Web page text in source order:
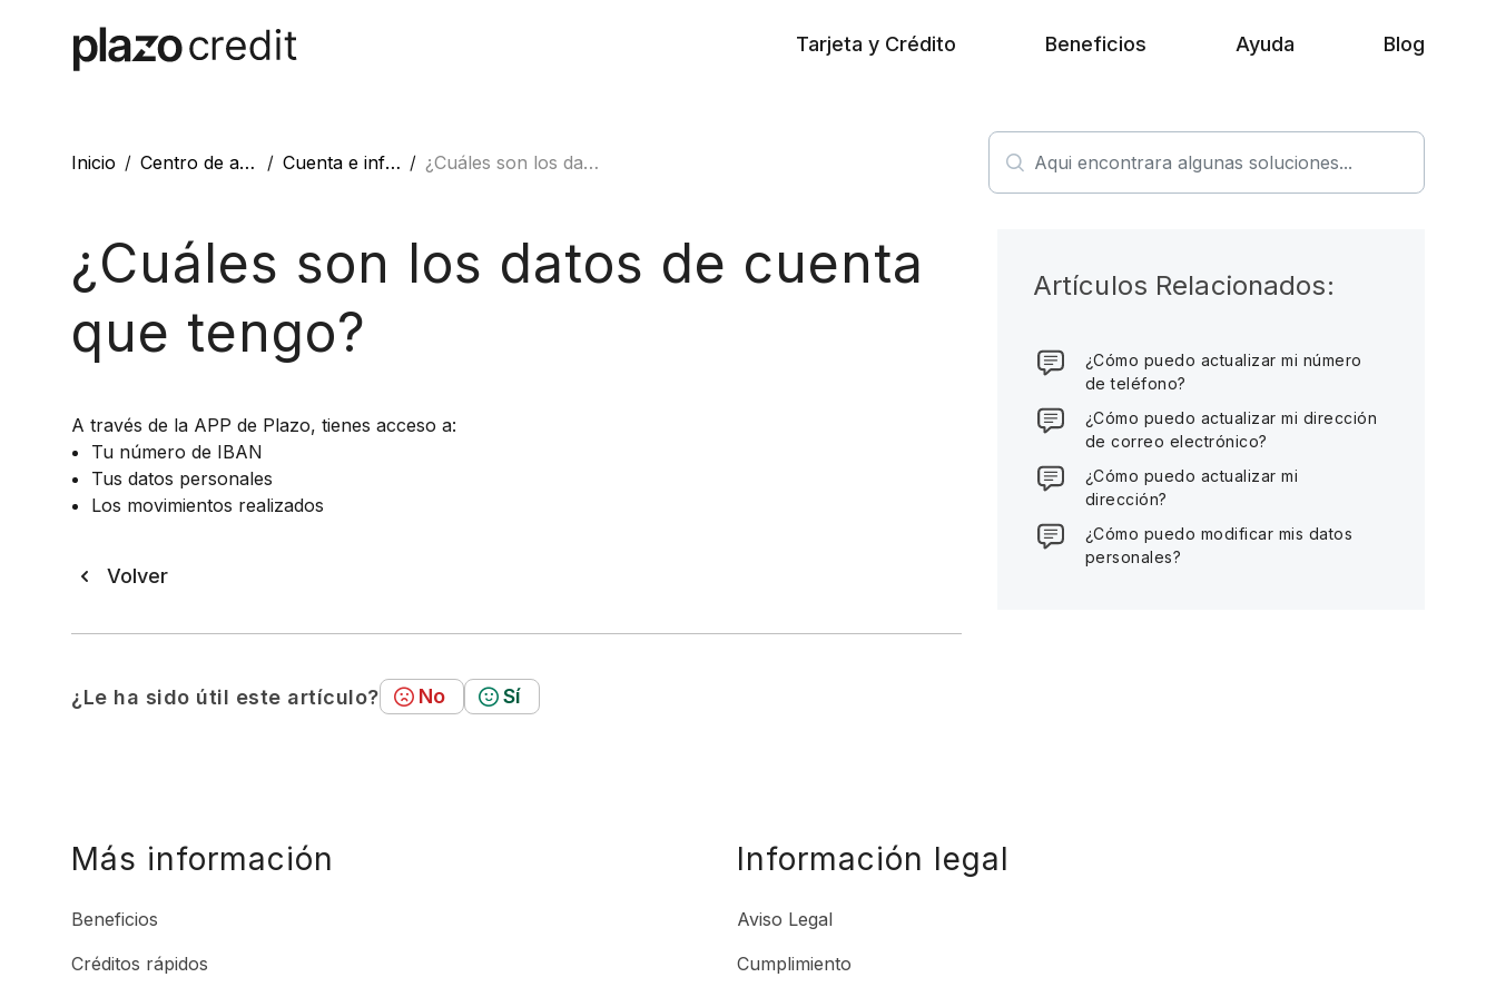
Tarjeta y Crédito Beneficios Ayuda Blog
Inicio Centro de ayuda Cuenta e información personal ¿Cuáles son los datos de cuenta que tengo?
¿Cuáles son los datos de cuenta
que tengo?
A través de la APP de Plazo, tienes acceso a:
Tu número de IBAN
Tus datos personales
Los movimientos realizados
Volver
¿Le ha sido útil este artículo? No Sí
Artículos Relacionados:
¿Cómo puedo actualizar mi número
de teléfono?
¿Cómo puedo actualizar mi dirección
de correo electrónico?
¿Cómo puedo actualizar mi
dirección?
¿Cómo puedo modificar mis datos
personales?
Más información
Beneficios
Créditos rápidos
Información legal
Aviso Legal
Cumplimiento